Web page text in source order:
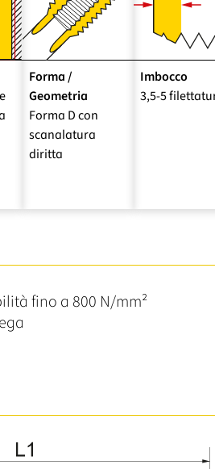
Forma /
Geometria
Forma D con
scanalatura
diritta
Imbocco
3,5-5
fino a 800 N/mm²